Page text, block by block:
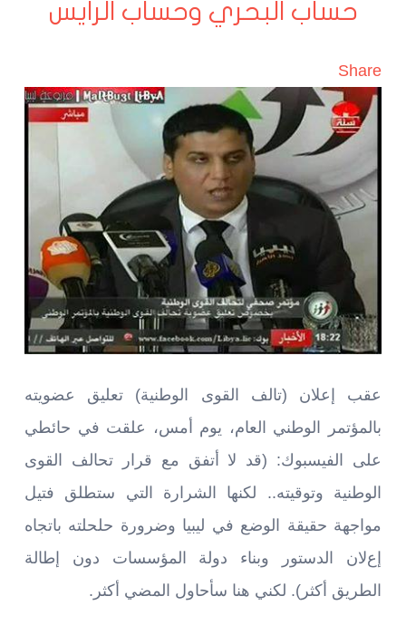
حساب البحري وحساب الرايس
Share
عقب إعلان (تالف القوى الوطنية) تعليق عضويته
بالمؤتمر الوطني العام، يوم أمس، علقت في حائطي
على الفيسبوك: (قد ﻻ أتفق مع قرار تحالف القوى
الوطنية وتوقيته.. لكنها الشرارة التي ستطلق فتيل
مواجهة حقيقة الوضع في ليبيا وضرورة حلحلته باتجاه
إعﻻن الدستور وبناء دولة المؤسسات دون إطالة
الطريق أكثر). لكني هنا سأحاول المضي أكثر.